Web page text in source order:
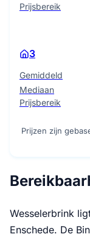
Prijsbereik
3
Gemiddeld
Mediaan
Prijsbereik
Prijzen zijn
Wesselerbrink
Enschede. De